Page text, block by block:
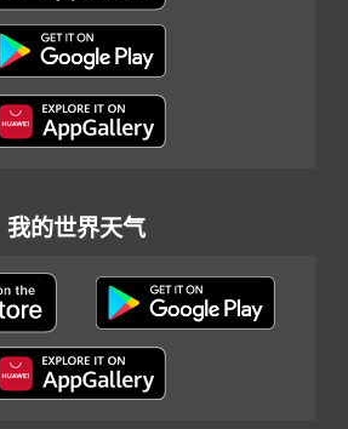
我的世界天气